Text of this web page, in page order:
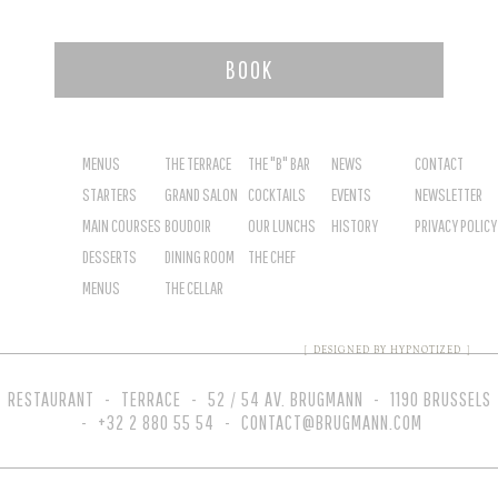
DESIGNED BY HYPNOTIZED
BOOK
MENUS
STARTERS
MAIN COURSES
DESSERTS
MENUS
THE TERRACE
GRAND SALON
BOUDOIR
DINING ROOM
THE CELLAR
THE "B" BAR
COCKTAILS
OUR LUNCHS
THE CHEF
NEWS
EVENTS
HISTORY
CONTACT
NEWSLETTER
PRIVACY POLICY
RESTAURANT - TERRACE - 52 / 54 AV. BRUGMANN - 1190 BRUSSELS
- +32 2 880 55 54 - MOC.NNAMGURB@TCATNOC